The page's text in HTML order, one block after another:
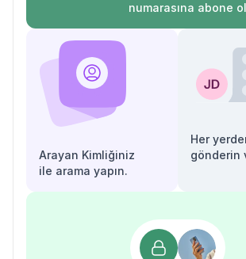
numarasına abone
Arayan Kimliğiniz
ile arama yapın.
Her
gönderin